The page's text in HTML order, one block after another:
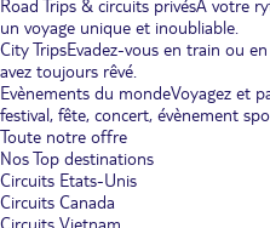
Road Trips & circuits privésA votre
un voyage unique et inoubliable.
City TripsEvadez-vous en train ou
avez toujours rêvé.
Evènements du mondeVoyagez et
festival, fête, concert, évènement
Toute notre offre
Nos Top destinations
Circuits Etats-Unis
Circuits Canada